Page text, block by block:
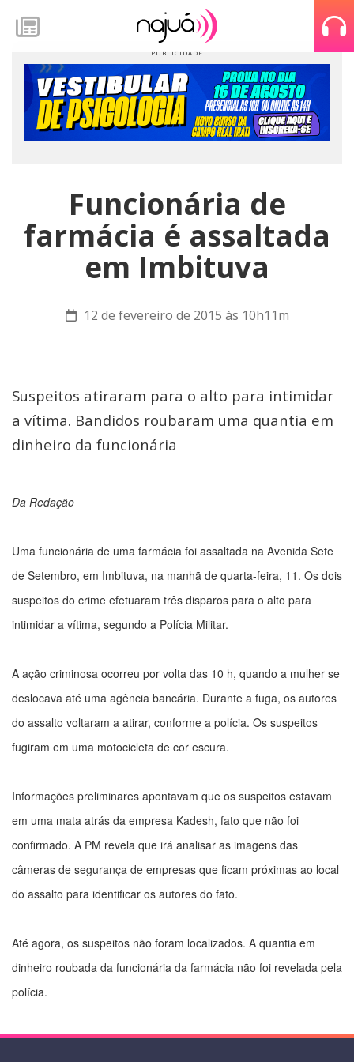
Funcionária de
farmácia é assaltada
em Imbituva
12 de fevereiro de 2015 às 10h11m
Suspeitos atiraram para o alto para intimidar
a vítima. Bandidos roubaram uma quantia em
dinheiro da funcionária
Da Redação
Uma funcionária de uma farmácia foi assaltada na Avenida Sete
de Setembro, em Imbituva, na manhã de quarta-feira, 11. Os dois
suspeitos do crime efetuaram três disparos para o alto para
intimidar a vítima, segundo a Polícia Militar.
A ação criminosa ocorreu por volta das 10 h, quando a mulher se
deslocava até uma agência bancária. Durante a fuga, os autores
do assalto voltaram a atirar, conforme a polícia. Os suspeitos
fugiram em uma motocicleta de cor escura.
Informações preliminares apontavam que os suspeitos estavam
em uma mata atrás da empresa Kadesh, fato que não foi
confirmado. A PM revela que irá analisar as imagens das
câmeras de segurança de empresas que ficam próximas ao local
do assalto para identificar os autores do fato.
Até agora, os suspeitos não foram localizados. A quantia em
dinheiro roubada da funcionária da farmácia não foi revelada pela
polícia.